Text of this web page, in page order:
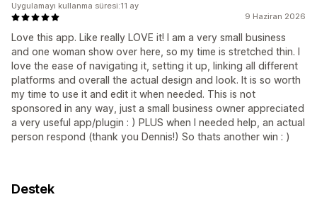
9 Haziran 2026
Love this app. Like really LOVE it! I am a very small business
and one woman show over here, so my time is stretched thin. I
love the ease of navigating it, setting it up, linking all different
platforms and overall the actual design and look. It is so worth
my time to use it and edit it when needed. This is not
sponsored in any way, just a small business owner appreciated
a very useful app/plugin : ) PLUS when I needed help, an actual
person respond (thank you Dennis!) So thats another win : )
Uygulamayı kullanma süresi:11 ay
Destek